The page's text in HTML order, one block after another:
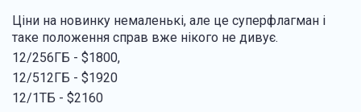
Ціни на новинку немаленькі, але це суперфлагман і
таке положення справ вже нікого не дивує.
12/256ГБ - $1800,
12/512ГБ - $1920
12/1ТБ - $2160